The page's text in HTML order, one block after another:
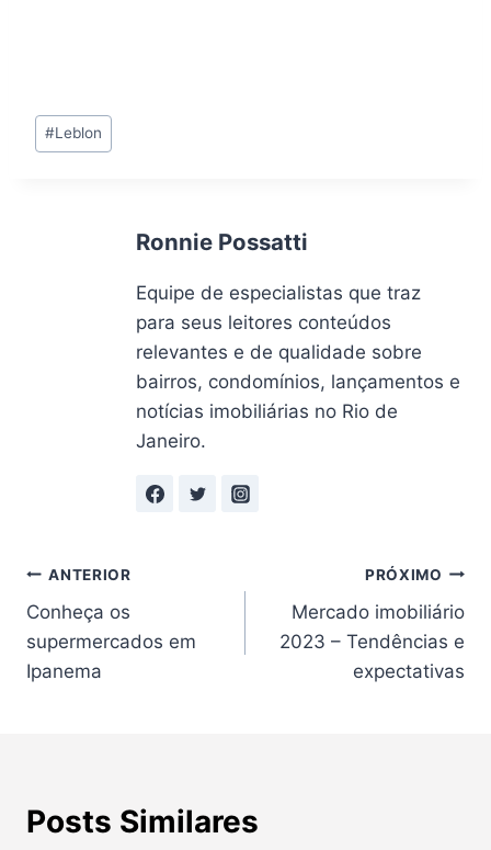
Tags
do
#Leblon
Ronnie Possatti
Equipe de especialistas que traz
para seus leitores conteúdos
relevantes e de qualidade sobre
bairros, condomínios, lançamentos e
notícias imobiliárias no Rio de
Janeiro.
Navegação
de
Post
ANTERIOR
Conheça os
supermercados em
Ipanema
PRÓXIMO
Mercado imobiliário
2023 – Tendências e
expectativas
Posts Similares